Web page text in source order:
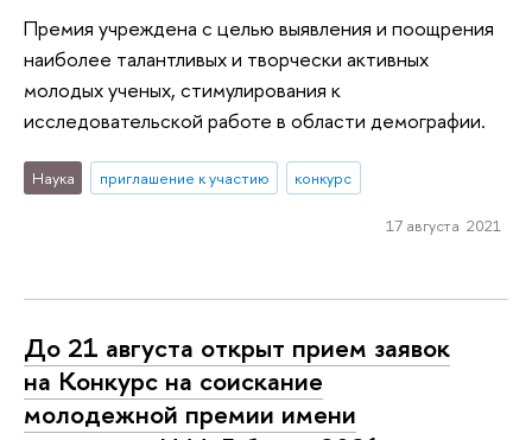
Премия учреждена с целью выявления и поощрения
наиболее талантливых и творчески активных
молодых ученых, стимулирования к
исследовательской работе в области демографии.
Наука приглашение к участию конкурс
17 августа 2021
До 21 августа открыт прием заявок
на Конкурс на соискание
молодежной премии имени